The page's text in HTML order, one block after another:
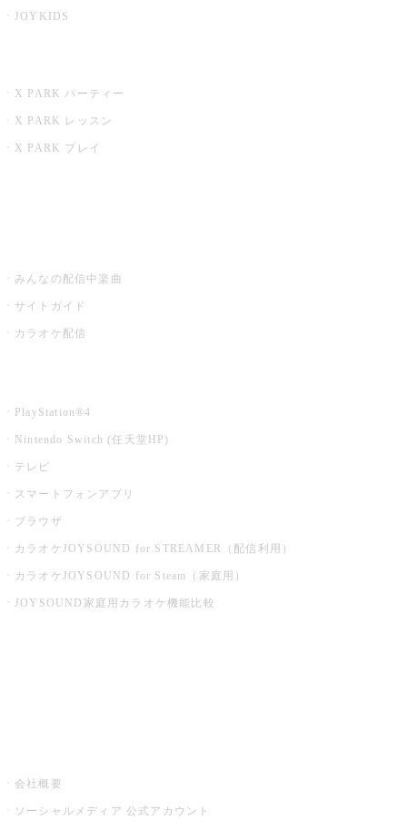
JOYKIDS
X PARK パーティー
X PARK レッスン
X PARK プレイ
みんなの配信中楽曲
サイトガイド
カラオケ配信
PlayStation®4
Nintendo Switch (任天堂HP)
テレビ
スマートフォンアプリ
ブラウザ
カラオケJOYSOUND for STREAMER（配信利用）
カラオケJOYSOUND for Steam（家庭用）
JOYSOUND家庭用カラオケ機能比較
会社概要
ソーシャルメディア 公式アカウント